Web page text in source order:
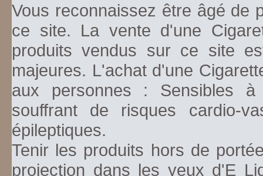
Vous reconnaissez être âgé de
ce site. La vente d'une
produits vendus sur ce site
majeures. L'achat d'une
aux personnes : Sensibles
souffrant de risques cardio-
épileptiques.
Tenir les produits hors de
projection dans les yeux d'E